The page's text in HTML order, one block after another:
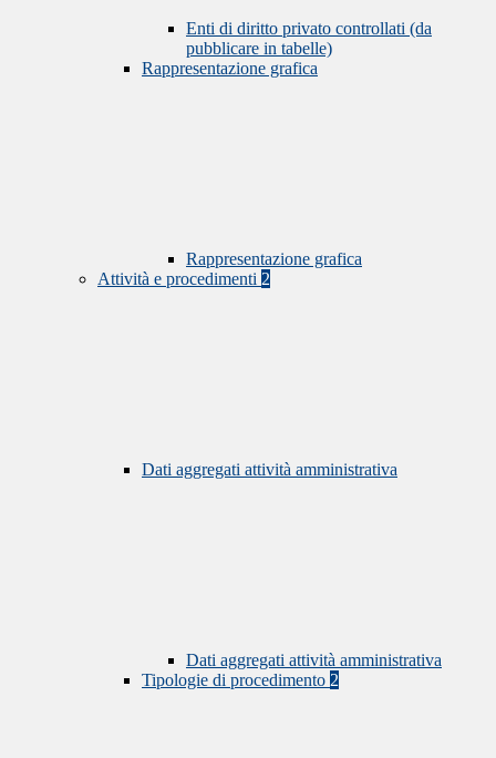
Enti di diritto privato controllati (da
pubblicare in tabelle)
Rappresentazione grafica
Rappresentazione grafica
Attività e procedimenti 2
Dati aggregati attività amministrativa
Dati aggregati attività amministrativa
Tipologie di procedimento 2